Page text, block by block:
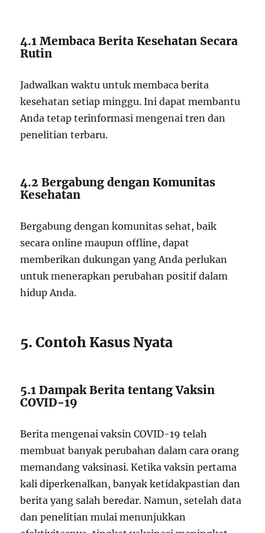
4.1 Membaca Berita Kesehatan Secara
Rutin
Jadwalkan waktu untuk membaca berita
kesehatan setiap minggu. Ini dapat membantu
Anda tetap terinformasi mengenai tren dan
penelitian terbaru.
4.2 Bergabung dengan Komunitas
Kesehatan
Bergabung dengan komunitas sehat, baik
secara online maupun offline, dapat
memberikan dukungan yang Anda perlukan
untuk menerapkan perubahan positif dalam
hidup Anda.
5. Contoh Kasus Nyata
5.1 Dampak Berita tentang Vaksin
COVID-19
Berita mengenai vaksin COVID-19 telah
membuat banyak perubahan dalam cara orang
memandang vaksinasi. Ketika vaksin pertama
kali diperkenalkan, banyak ketidakpastian dan
berita yang salah beredar. Namun, setelah data
dan penelitian mulai menunjukkan